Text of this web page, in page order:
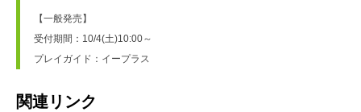
【一般発売】
受付期間：10/4(土)10:00～
プレイガイド：イープラス
関連リンク